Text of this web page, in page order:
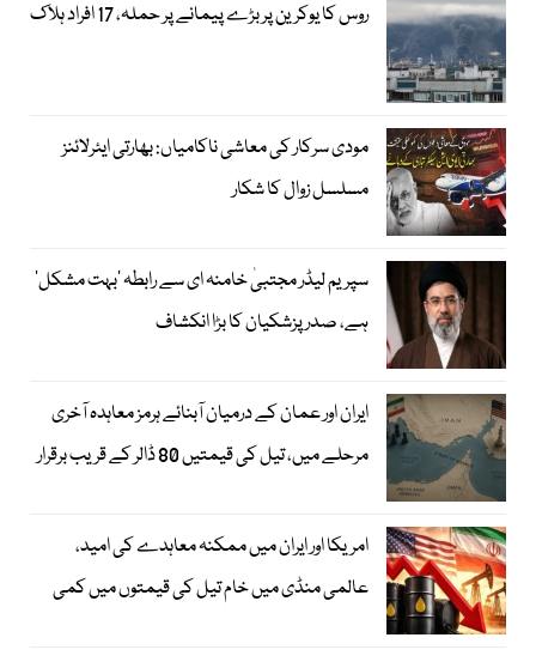
روس کا یوکرین پر بڑے پیمانے پر حملہ، 17 افراد ہلاک
مودی سرکار کی معاشی ناکامیاں: بھارتی ایئرلائنز
مسلسل زوال کا شکار
سپریم لیڈر مجتبیٰ خامنہ ای سے رابطہ ’بہت مشکل‘
ہے، صدر پزشکیان کا بڑا انکشاف
ایران اور عمان کے درمیان آبنائے ہرمز معاہدہ آخری
مرحلے میں، تیل کی قیمتیں 80 ڈالر کے قریب برقرار
امریکا اور ایران میں ممکنہ معاہدے کی امید،
عالمی منڈی میں خام تیل کی قیمتوں میں کمی